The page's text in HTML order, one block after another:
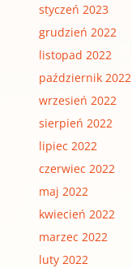
styczeń 2023
grudzień 2022
listopad 2022
październik 2022
wrzesień 2022
sierpień 2022
lipiec 2022
czerwiec 2022
maj 2022
kwiecień 2022
marzec 2022
luty 2022